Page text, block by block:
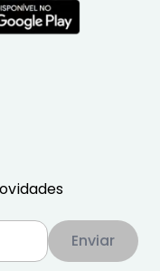
Enviar